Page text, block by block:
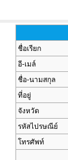
ชื่อเรียก
อี-เมล์
ชื่อ-นามสกุล
ที่อยู่
จังหวัด
รหัสไปรษณีย์
โทรศัพท์